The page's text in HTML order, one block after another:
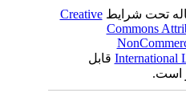
تحت شرایطCreative
Commons
قابل
است.